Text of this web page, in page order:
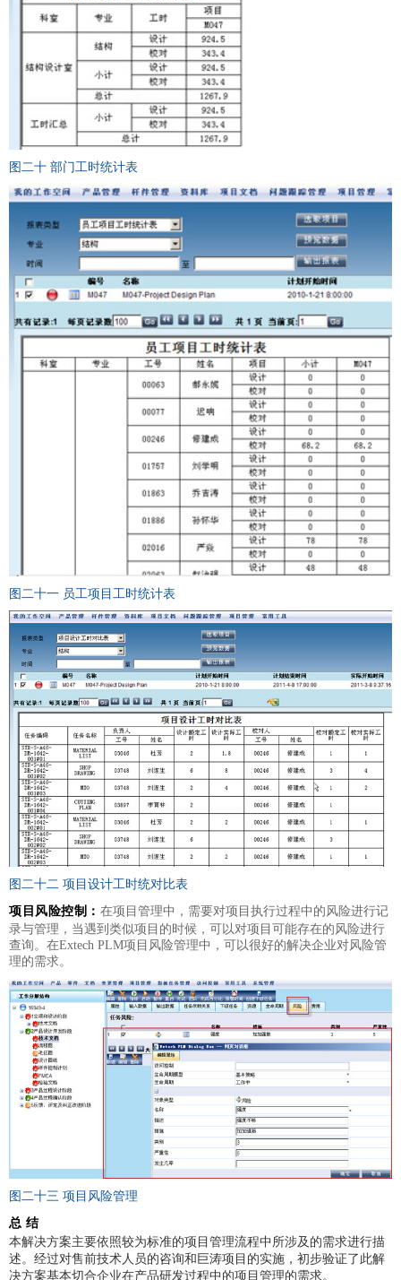
图二十 部门工时统计表
图二十一 员工项目工时统计表
图二十二 项目设计工时统对比表
项目风险控制： 在项目管理中，需要对项目执行过程中的风险进行记
录与管理，当遇到类似项目的时候，可以对项目可能存在的风险进行
查询。在Extech PLM项目风险管理中，可以很好的解决企业对风险管
理的需求。
图二十三 项目风险管理
总 结
本解决方案主要依照较为标准的项目管理流程中所涉及的需求进行描
述。经过对售前技术人员的咨询和巨涛项目的实施，初步验证了此解
决方案基本切合企业在产品研发过程中的项目管理的需求。